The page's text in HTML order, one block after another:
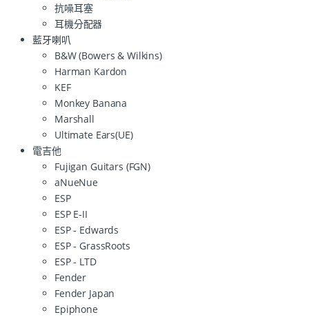
抗噪耳塞
耳機分配器
藍牙喇叭
B&W (Bowers & Wilkins)
Harman Kardon
KEF
Monkey Banana
Marshall
Ultimate Ears(UE)
電吉他
Fujigan Guitars (FGN)
aNueNue
ESP
ESP E-II
ESP - Edwards
ESP - GrassRoots
ESP - LTD
Fender
Fender Japan
Epiphone